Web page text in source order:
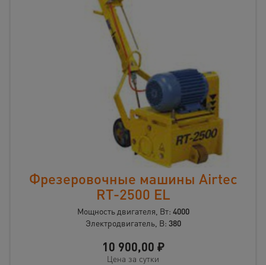
Фрезеровочные машины Airtec
RT-2500 EL
Мощность двигателя, Вт: 4000
Электродвигатель, В: 380
10 900,00 ₽
Цена за сутки